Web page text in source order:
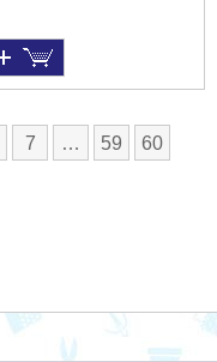
7 … 59
60